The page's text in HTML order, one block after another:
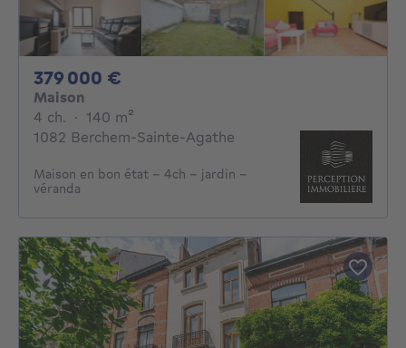
379 000 €
Maison
4 ch. 4 chambres
· 140 m²
1082 Berchem-Sainte-Agathe
Maison en bon état - 4ch - jardin -
véranda